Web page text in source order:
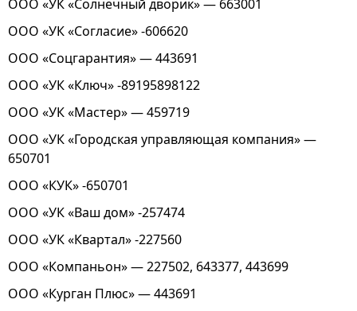
ООО «УК «Солнечный дворик» — 663001
ООО «УК «Согласие» -606620
ООО «Соцгарантия» — 443691
ООО «УК «Ключ» -89195898122
ООО «УК «Мастер» — 459719
ООО «УК «Городская управляющая компания» —
650701
ООО «КУК» -650701
ООО «УК «Ваш дом» -257474
ООО «УК «Квартал» -227560
ООО «Компаньон» — 227502, 643377, 443699
ООО «Курган Плюс» — 443691